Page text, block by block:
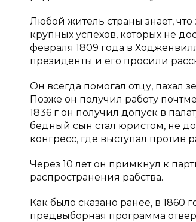
Любой житель страны знает,
крупных успехов, которых не
февраля 1809 года в
президенты и его просили
Он всегда помогал отцу, пахал
Позже он получил работу
1836 г он получил допуск в
бедный сын стал юристом, не
конгресс, где выступал против
Через 10 лет он примкнул к
распространения рабства.
Как было сказано ранее, в 1860
предвыборная программа